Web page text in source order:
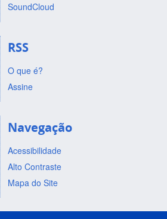
SoundCloud
RSS
O que é?
Assine
Navegação
Acessibilidade
Alto Contraste
Mapa do Site